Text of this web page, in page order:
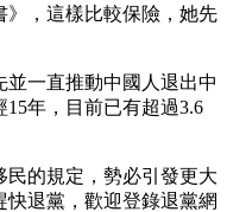
》，這樣比較保險，她先
並一直推動中國人退出中
年，目前已有超過3.6
的規定，勢必引發更大
退黨，歡迎登錄退黨網